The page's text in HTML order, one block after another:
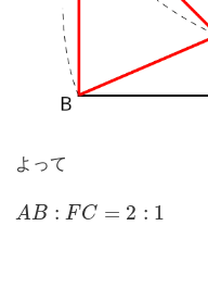
よって
AB : FC = 2 : 1